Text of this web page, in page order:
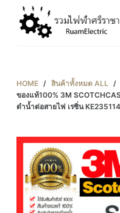
o
c
HOME / สินค้าทั้งหมด ALL /
ของแท้100% 3M
ดำน้ำต่อสายไฟ เรซิ่น